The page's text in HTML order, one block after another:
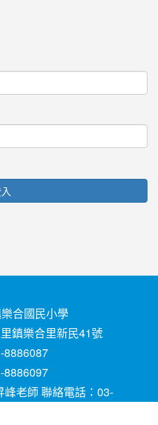
合國民小學
鎮樂合里新民41號
8886087
8886097
老師 聯絡電話：03-